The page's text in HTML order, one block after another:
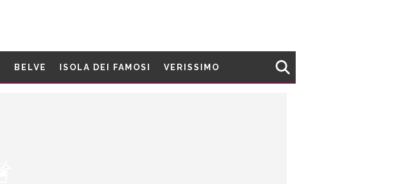
BELVE ISOLA DEI FAMOSI VERISSIMO